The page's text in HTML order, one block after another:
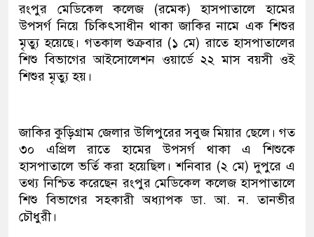
রংপুর মেডিকেল কলেজ (রমেক) হাসপাতালে হামের
উপসর্গ নিয়ে চিকিৎসাধীন থাকা জাকির নামে এক শিশুর
মৃত্যু হয়েছে। গতকাল শুক্রবার (১ মে) রাতে হাসপাতালের
শিশু বিভাগের আইসোলেশন ওয়ার্ডে ২২ মাস বয়সী ওই
শিশুর মৃত্যু হয়।
জাকির কুড়িগ্রাম জেলার উলিপুরের সবুজ মিয়ার ছেলে। গত
৩০ এপ্রিল রাতে হামের উপসর্গ থাকা এ শিশুকে
হাসপাতালে ভর্তি করা হয়েছিল। শনিবার (২ মে) দুপুরে এ
তথ্য নিশ্চিত করেছেন রংপুর মেডিকেল কলেজ হাসপাতালে
শিশু বিভাগের সহকারী অধ্যাপক ডা. আ. ন. তানভীর
চৌধুরী।